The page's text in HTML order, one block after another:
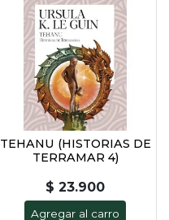
TEHANU (HISTORIAS DE
TERRAMAR 4)
$ 23.900
Agregar al carro